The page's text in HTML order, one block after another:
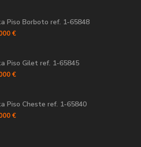
Piso Borboto ref. 1-65848
€
Piso Gilet ref. 1-65845
€
Piso Cheste ref. 1-65840
€